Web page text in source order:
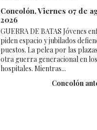
Concolón, Viernes 07 de
2026
GUERRA DE BATAS Jóvenes
piden espacio y jubilados
puestos. La pelea por las
otra guerra generacional en los
hospitales. Mientras...
Concolón